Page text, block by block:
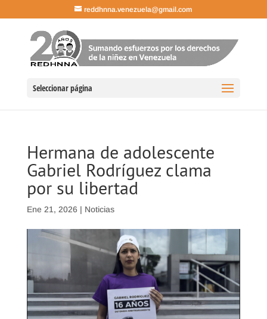
reddhnna.venezuela@gmail.com
Seleccionar página
Hermana de adolescente
Gabriel Rodríguez clama
por su libertad
Ene 21, 2026 | Noticias